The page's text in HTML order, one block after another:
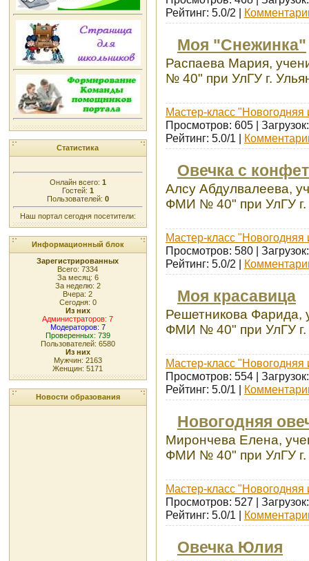
Статистика
Онлайн всего: 1
Гостей: 1
Пользователей: 0
Наш портал сегодня посетители:
Информационный блок
Зарегистрированных
Всего: 7334
За месяц: 6
За неделю: 2
Вчера: 2
Сегодня: 0
Из них
Администраторов: 7
Модераторов: 7
Проверенных: 739
Пользователей: 6580
Из них
Мужчин: 2163
Женщин: 5171
Новости образования
Рейтинг: 5.0/2 |
Моя "Снежинка"
Распаева Мария,
№ 40" при УлГУ г.
Мастер-класс
Просмотров: 605 |
Рейтинг: 5.0/1 |
Овечка с
Алсу Абдулвалеева,
ФМИ № 40" при УлГУ г.
Мастер-класс
Просмотров: 580 |
Рейтинг: 5.0/2 |
Моя красавица
Решетникова Фарида,
ФМИ № 40" при УлГУ г.
Мастер-класс
Просмотров: 554 |
Рейтинг: 5.0/1 |
Новогодняя
Мирончева Елена,
ФМИ № 40" при УлГУ г.
Мастер-класс
Просмотров: 527 |
Рейтинг: 5.0/1 |
Овечка Юлия